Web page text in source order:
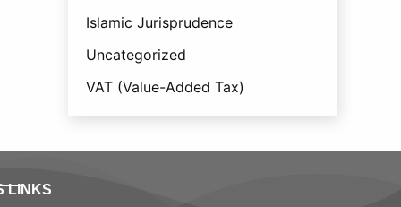
Islamic Jurisprudence
Uncategorized
VAT (Value-Added Tax)
LINKS